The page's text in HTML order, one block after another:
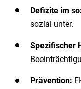
Defizite im
sozial unter.
Spezifischer
Prävention: